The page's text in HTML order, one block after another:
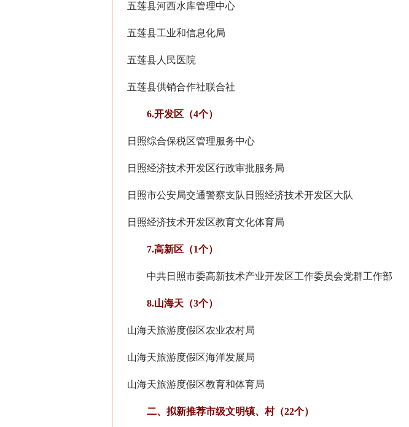
五莲县河西水库管理中心
五莲县工业和信息化局
五莲县人民医院
五莲县供销合作社联合社
6.开发区（4个）
日照综合保税区管理服务中心
日照经济技术开发区行政审批服务局
日照市公安局交通警察支队日照经济技术开发区大队
日照经济技术开发区教育文化体育局
7.高新区（1个）
中共日照市委高新技术产业开发区工作委员会党群工作部
8.山海天（3个）
山海天旅游度假区农业农村局
山海天旅游度假区海洋发展局
山海天旅游度假区教育和体育局
二、拟新推荐市级文明镇、村（22个）